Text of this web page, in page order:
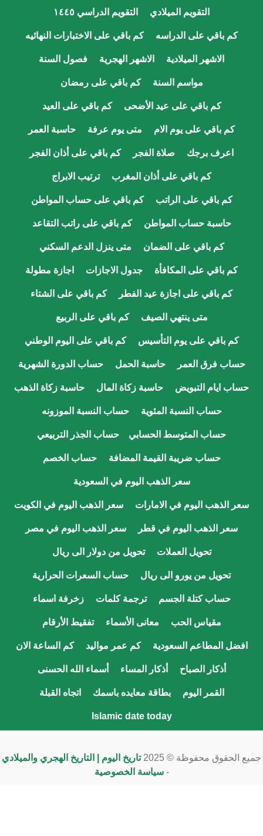
التقويم الميلادي التقويم الدراسي ١٤٤٥
كم باقي على الدراسه كم باقي على الاختبارات النهائيه
الاشهر الميلادية الاشهر الهجرية فصول السنة
مواسم السنة كم باقي على رمضان
كم باقي على عيد الأضحى كم باقي على العيد
كم باقي على يوم الام متى يوم عرفة حاسبة العمر
اعرف برجك صلاة الفجر كم باقي على أذان الفجر
كم باقي على أذان المغرب ترتيب الابراج
كم باقي على الراتب كم باقي على حساب المواطن
حاسبة حساب المواطن كم باقي على راتب التقاعد
كم باقي على الضمان متى ينزل الدعم السكني
كم باقي على المكافأة جدول الاجازات اجازة مطولة
كم باقي على اجازة عيد الفطر كم باقي على الشتاء
متى ينتهي الصيف كم باقي على الربيع
كم باقي على يوم التأسيس كم باقي على اليوم الوطني
حساب فرق العمر حاسبة الحمل حساب الدورة الشهرية
حساب ايام التبويض حاسبة زكاة المال حاسبة زكاة الذهب
حساب النسبة المئوية حساب النسبة الموزونه
حساب المتوسط الحسابي حساب الجذر التربيعي
حساب ضريبة القيمة المضافة حساب الخصم
سعر الذهب اليوم في السعودية
سعر الذهب اليوم في الامارات سعر الذهب اليوم في الكويت
سعر الذهب اليوم في قطر سعر الذهب اليوم في مصر
تحويل العملات تحويل من دولار الى ريال
تحويل من يورو الى ريال حساب السعرات الحرارية
حساب كتلة الجسم ترجمة كلمات زخرفة اسماء
مقياس الحب معانى الأسماء تفقيط الأرقام
افضل المطاعم السعودية كم عمر مواليد كم الساعة الان
أذكار الصباح أذكار المساء أسماء الله الحسنى
القمر اليوم بطاقة معايده باسمك اتجاه القبلة
Islamic date today
الحقوق محفوظة © 2025
تاريخ اليوم | التاريخ الهجري والميلادي
سياسة الخصوصية